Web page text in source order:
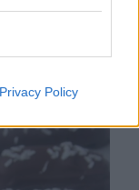
Privacy Policy